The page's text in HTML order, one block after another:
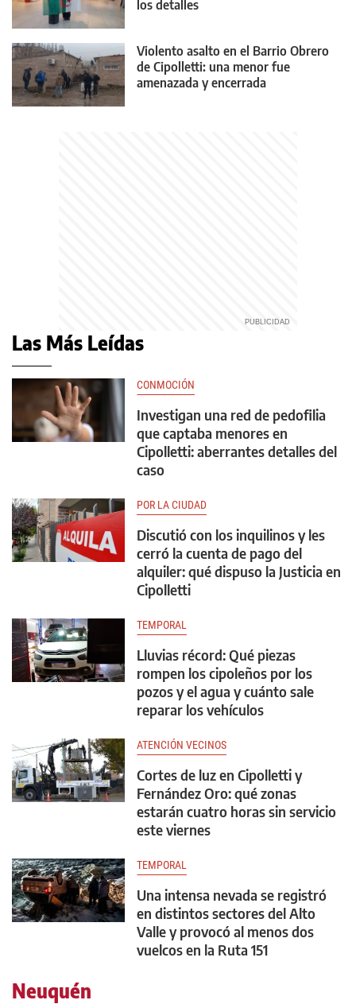
los detalles
Violento asalto en el Barrio Obrero
de Cipolletti: una menor fue
amenazada y encerrada
Las Más Leídas
CONMOCIÓN
Investigan una red de pedofilia
que captaba menores en
Cipolletti: aberrantes detalles del
caso
POR LA CIUDAD
Discutió con los inquilinos y les
cerró la cuenta de pago del
alquiler: qué dispuso la Justicia en
Cipolletti
TEMPORAL
Lluvias récord: Qué piezas
rompen los cipoleños por los
pozos y el agua y cuánto sale
reparar los vehículos
ATENCIÓN VECINOS
Cortes de luz en Cipolletti y
Fernández Oro: qué zonas
estarán cuatro horas sin servicio
este viernes
TEMPORAL
Una intensa nevada se registró
en distintos sectores del Alto
Valle y provocó al menos dos
vuelcos en la Ruta 151
Neuquén